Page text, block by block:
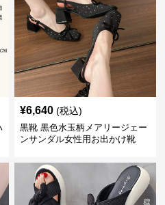
¥6,640 (税込)
黒靴 黒色水玉柄メアリージェー
ンサンダル女性用お出かけ靴